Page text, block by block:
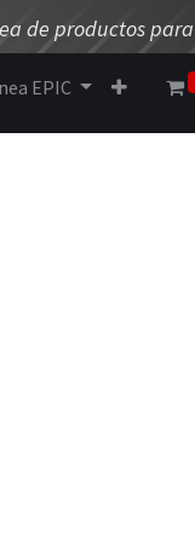
de productos
EPIC